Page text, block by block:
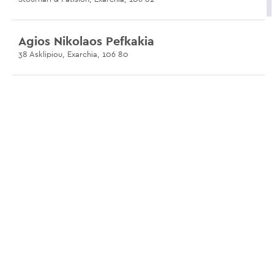
Agios Nikolaos Pefkakia
38 Asklipiou, Exarchia, 106 80